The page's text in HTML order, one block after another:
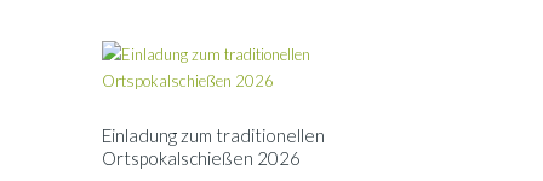
Einladung zum traditionellen
Ortspokalschießen 2026